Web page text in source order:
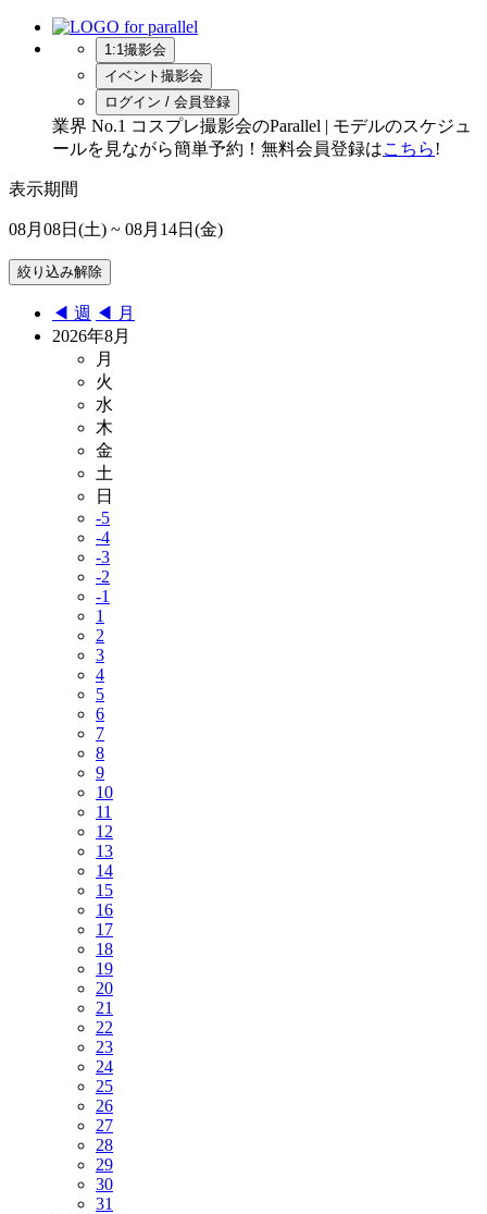
1:1撮影会
イベント撮影会
ログイン / 会員登録
業界 No.1 コスプレ撮影会のParallel | モデルのスケジュ
ールを見ながら簡単予約！無料会員登録はこちら!
表示期間
08月08日(土) ~ 08月14日(金)
◀︎ 週 ◀︎ 月
2026年8月
月
火
水
木
金
土
日
-5
-4
-3
-2
-1
1
2
3
4
5
6
7
8
9
10
11
12
13
14
15
16
17
18
19
20
21
22
23
24
25
26
27
28
29
30
31